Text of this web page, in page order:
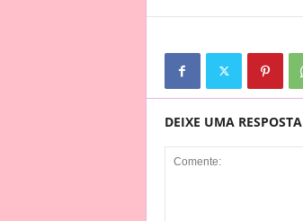
DEIXE UMA RESPOSTA